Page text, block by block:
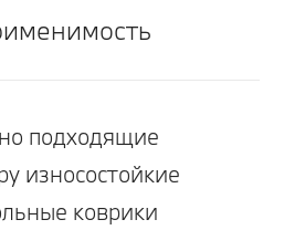
подходящие
износостойкие
коврики